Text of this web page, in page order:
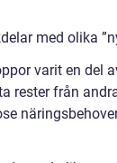
med olika
varit en del
rester från